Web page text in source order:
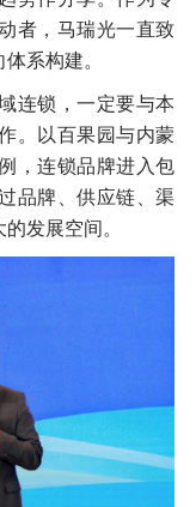
者，马瑞光一直致
系构建。
锁，一定要与本
。以百果园与内蒙
，连锁品牌进入包
品牌、供应链、渠
发展空间。